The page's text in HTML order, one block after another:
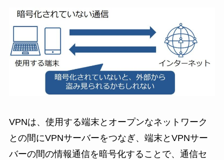
VPNは、使用する端末とオープンなネットワーク
との間にVPNサーバーをつなぎ、端末とVPNサー
バーの間の情報通信を暗号化することで、通信セ